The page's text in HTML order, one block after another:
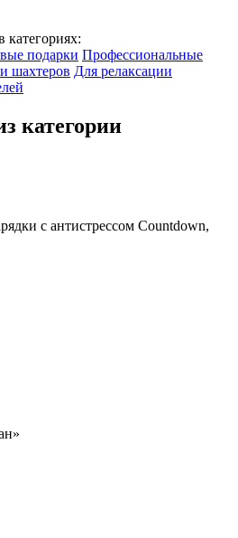
категориях:
подарки Профессиональные
шахтеров Для релаксации
категории
с антистрессом Countdown,